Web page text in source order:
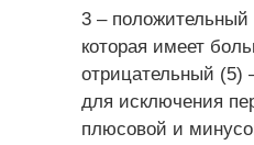
3 –
которая имеет
отрицательный (5)
для исключения
плюсовой и